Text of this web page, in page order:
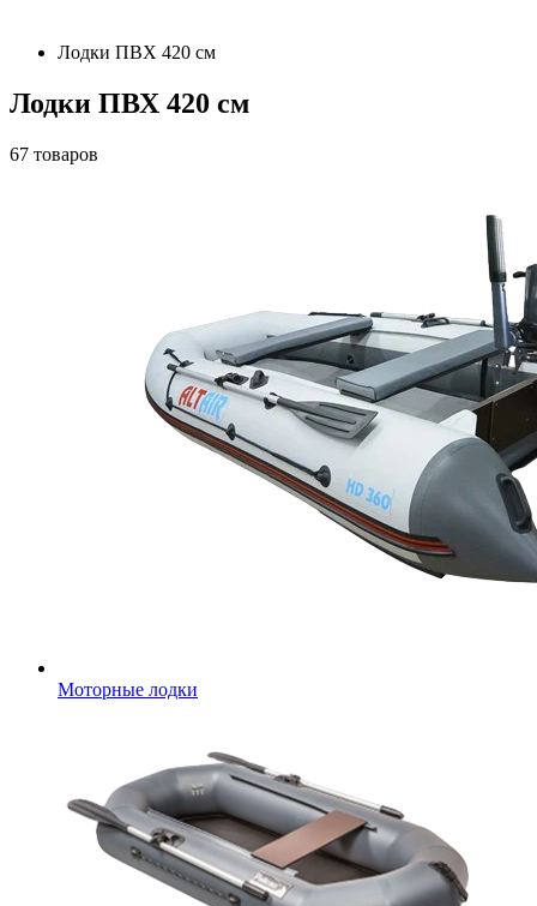
Лодки ПВХ 420 см
Лодки ПВХ 420 см
67 товаров
Моторные лодки